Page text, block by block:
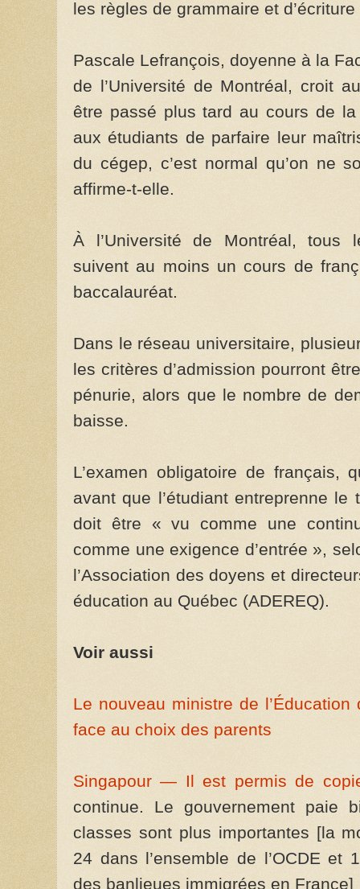
les règles de grammaire et
Pascale Lefrançois, doyenne à la
de l’Université de Montréal, croit
être passé plus tard au cours de
aux étudiants de parfaire leur
du cégep, c’est normal qu’on ne
affirme-t-elle.
À l’Université de Montréal, tous
suivent au moins un cours de
baccalauréat.
Dans le réseau universitaire,
les critères d’admission pourront
pénurie, alors que le nombre de
baisse.
L’examen obligatoire de français,
avant que l’étudiant entreprenne
doit être « vu comme une
comme une exigence d’entrée »,
l’Association des doyens et
éducation au Québec (ADEREQ).
Voir aussi
Le nouveau ministre de
face au choix des parents
Singapour — Il est permis de
continue. Le gouvernement paie
classes sont plus importantes [la
24 dans l’ensemble de l’OCDE et
des banlieues immigrées en France]